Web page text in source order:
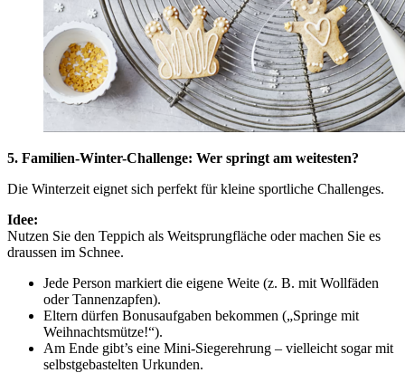
5. Familien-Winter-Challenge: Wer springt am weitesten?
Die Winterzeit eignet sich perfekt für kleine sportliche Challenges.
Idee:
Nutzen Sie den Teppich als Weitsprungfläche oder machen Sie es
draussen im Schnee.
Jede Person markiert die eigene Weite (z. B. mit Wollfäden
oder Tannenzapfen).
Eltern dürfen Bonusaufgaben bekommen („Springe mit
Weihnachtsmütze!“).
Am Ende gibt’s eine Mini-Siegerehrung – vielleicht sogar mit
selbstgebastelten Urkunden.